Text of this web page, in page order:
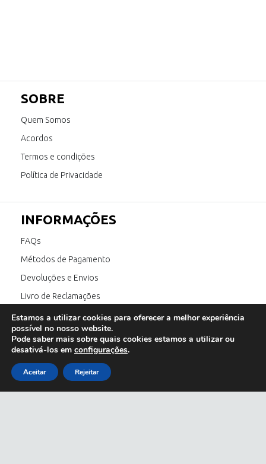
SOBRE
Quem Somos
Acordos
Termos e condições
Política de Privacidade
INFORMAÇÕES
FAQs
Métodos de Pagamento
Devoluções e Envios
Livro de Reclamações
Canal de Denúncia
SIGA-NOS
Estamos a utilizar cookies para oferecer a melhor experiência
possível no nosso website.
Pode saber mais sobre quais cookies estamos a utilizar ou
desativá-los em configurações.
Aceitar Rejeitar